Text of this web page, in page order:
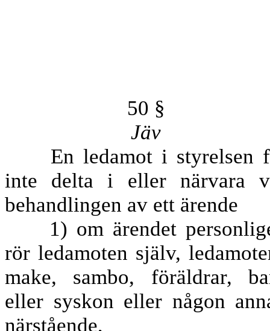
50 §
Jäv
En ledamot i styrelsen
inte delta i eller närvara
behandlingen av ett ärende
1) om ärendet
rör ledamoten själv,
make, sambo, föräldrar,
eller syskon eller någon
närstående,